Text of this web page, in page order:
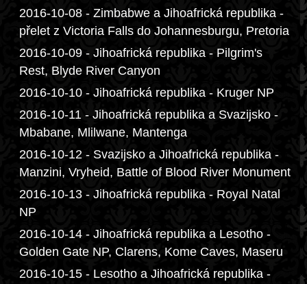
2016-10-08 - Zimbabwe a Jihoafrická republika -
přelet z Victoria Falls do Johannesburgu, Pretoria
2016-10-09 - Jihoafrická republika - Pilgrim's
Rest, Blyde River Canyon
2016-10-10 - Jihoafrická republika - Kruger NP
2016-10-11 - Jihoafrická republika a Svazijsko -
Mbabane, Mlilwane, Mantenga
2016-10-12 - Svazijsko a Jihoafrická republika -
Manzini, Vryheid, Battle of Blood River Monument
2016-10-13 - Jihoafrická republika - Royal Natal
NP
2016-10-14 - Jihoafrická republika a Lesotho -
Golden Gate NP, Clarens, Kome Caves, Maseru
2016-10-15 - Lesotho a Jihoafrická republika -